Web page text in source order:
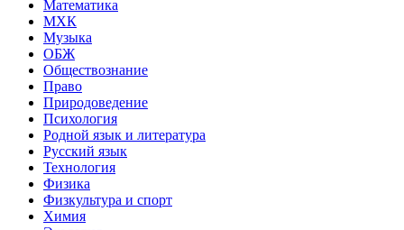
Математика
МХК
Музыка
ОБЖ
Обществознание
Право
Природоведение
Психология
Родной язык и литература
Русский язык
Технология
Физика
Физкультура и спорт
Химия